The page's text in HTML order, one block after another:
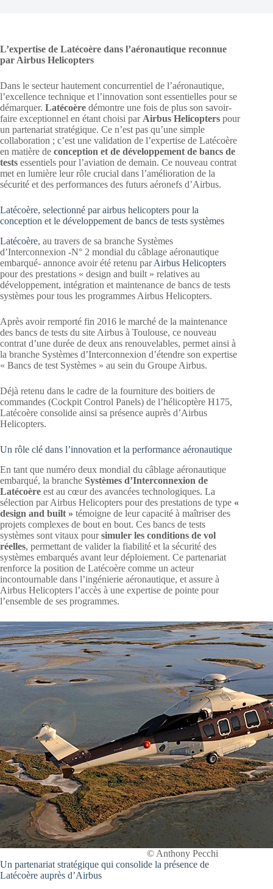
L’expertise de Latécoère dans l’aéronautique reconnue
par Airbus Helicopters
Dans le secteur hautement concurrentiel de l’aéronautique,
l’excellence technique et l’innovation sont essentielles pour se
démarquer. Latécoère démontre une fois de plus son savoir-
faire exceptionnel en étant choisi par Airbus Helicopters pour
un partenariat stratégique. Ce n’est pas qu’une simple
collaboration ; c’est une validation de l’expertise de Latécoère
en matière de conception et de développement de bancs de
tests essentiels pour l’aviation de demain. Ce nouveau contrat
met en lumière leur rôle crucial dans l’amélioration de la
sécurité et des performances des futurs aéronefs d’Airbus.
Latécoère, selectionné par airbus helicopters pour la
conception et le développement de bancs de tests systèmes
Latécoère, au travers de sa branche Systèmes
d’Interconnexion -N° 2 mondial du câblage aéronautique
embarqué- annonce avoir été retenu parAirbus Helicopters
pour des prestations « design and built » relatives au
développement, intégration et maintenance de bancs de tests
systèmes pour tous les programmes Airbus Helicopters.
Après avoir remporté fin 2016 le marché de la maintenance
des bancs de tests du site Airbus à Toulouse, ce nouveau
contrat d’une durée de deux ans renouvelables, permet ainsi à
la branche Systèmes d’Interconnexion d’étendre son expertise
« Bancs de test Systèmes » au sein du Groupe Airbus.
Déjà retenu dans le cadre de la fourniture des boitiers de
commandes (Cockpit Control Panels) de l’hélicoptère H175,
Latécoère consolide ainsi sa présence auprès d’Airbus
Helicopters.
Un rôle clé dans l’innovation et la performance aéronautique
En tant que numéro deux mondial du câblage aéronautique
embarqué, la branche Systèmes d’Interconnexion de
Latécoère est au cœur des avancées technologiques. La
sélection par Airbus Helicopters pour des prestations de type «
design and built » témoigne de leur capacité à maîtriser des
projets complexes de bout en bout. Ces bancs de tests
systèmes sont vitaux poursimuler les conditions de vol
réelles, permettant de valider la fiabilité et la sécurité des
systèmes embarqués avant leur déploiement. Ce partenariat
renforce la position de Latécoère comme un acteur
incontournable dans l’ingénierie aéronautique, et assure à
Airbus Helicopters l’accès à une expertise de pointe pour
l’ensemble de ses programmes.
© Anthony Pecchi
Un partenariat stratégique qui consolide la présence de
Latécoère auprès d’Airbus